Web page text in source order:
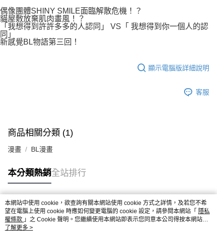
偶像團體SHINY SMILE面臨解散危機！？
貓屋敷放棄肌肉畫風！？
「我想得到許許多多的人認同」 VS「 我想得到你一個人的認
同」
新感覺BL物語第三回！
顯示電腦版詳細說明
客服
商品相關分類 (1)
漫畫 BL漫畫
本分類熱銷全站排行
熱門標籤
本網站中使用 cookie，欲查詢有關本網站使用 cookie 方式之詳情，及若您不希
望在電腦上使用 cookie 時應如何變更電腦的 cookie 設定，請參閱本網站「 隱私
權條款 」之 Cookie 聲明。您繼續使用本網站即表示您同意本公司得按本網站使
用條款之 Cookie 聲明使用 cookie。
了解更多 >